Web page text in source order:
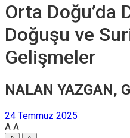
Orta Doğu’da
Doğuşu ve
Gelişmeler
NALAN YAZGAN,
24 Temmuz 2025
A A